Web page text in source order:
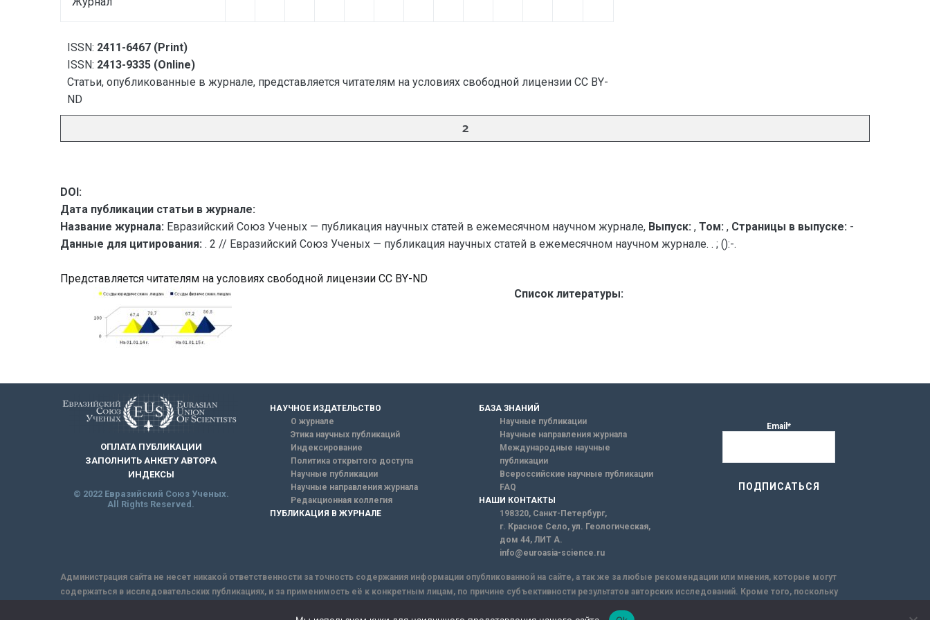
ISSN: 2411-6467 (Print)
ISSN: 2413-9335 (Online)
Статьи, опубликованные в журнале, представляется читателям на условиях свободной лицензии CC BY-
ND
2
DOI:
Дата публикации статьи в журнале:
Название журнала: Евразийский Союз Ученых — публикация научных статей в ежемесячном научном журнале, Выпуск: , Том: , Страницы в выпуске: -
Данные для цитирования: . 2 // Евразийский Союз Ученых — публикация научных статей в ежемесячном научном журнале. . ; ():-.
Представляется читателям на условиях свободной лицензии CC BY-ND
Список литературы:
ОПЛАТА ПУБЛИКАЦИИ
ЗАПОЛНИТЬ АНКЕТУ АВТОРА
ИНДЕКСЫ
© 2022 Евразийский Союз Ученых.
All Rights Reserved.
НАУЧНОЕ ИЗДАТЕЛЬСТВО
О журнале
Этика научных публикаций
Индексирование
Политика открытого доступа
Научные публикации
Научные направления журнала
Редакционная коллегия
ПУБЛИКАЦИЯ В ЖУРНАЛЕ
БАЗА ЗНАНИЙ
Научные публикации
Научные направления журнала
Международные научные
публикации
Всероссийские научные публикации
FAQ
НАШИ КОНТАКТЫ
198320, Санкт-Петербург,
г. Красное Село, ул. Геологическая,
дом 44, ЛИТ А.
info@euroasia-science.ru
Email*
Администрация сайта не несет никакой ответственности за точность содержания информации опубликованной на сайте, а так же за любые рекомендации или мнения, которые могут
содержаться в исследовательских публикациях, и за применимость её к конкретным лицам, по причине субъективности результатов авторских исследований. Кроме того, поскольку